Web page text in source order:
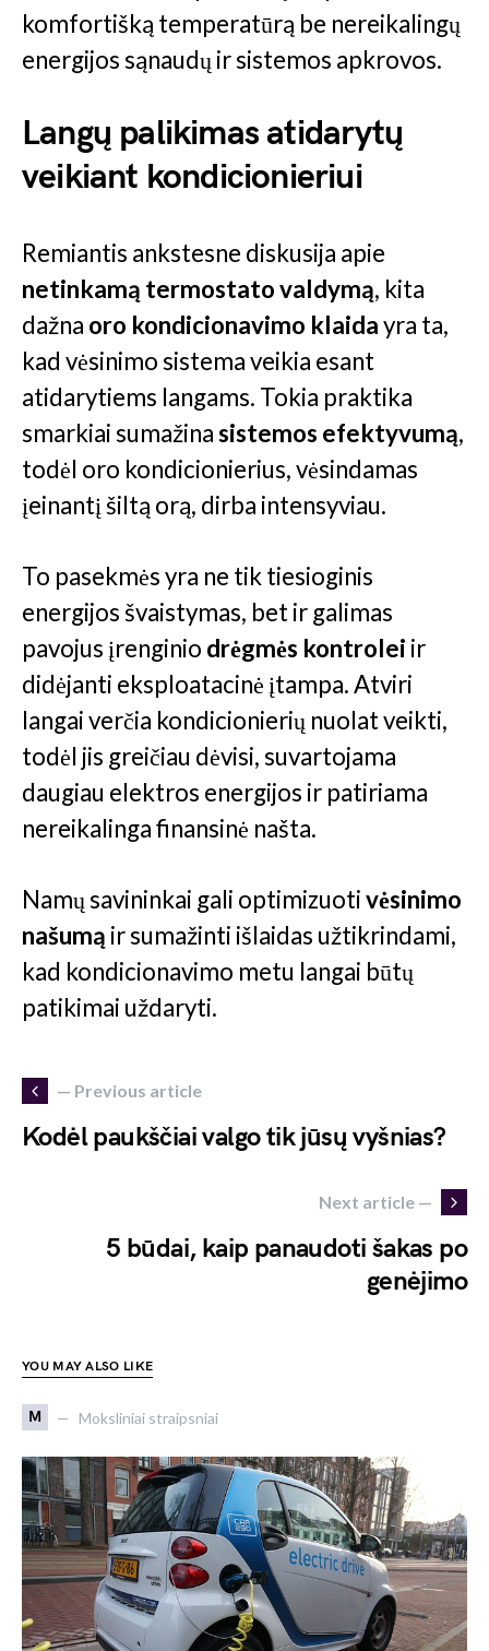
komfortišką temperatūrą be nereikalingų
energijos sąnaudų ir sistemos apkrovos.
Langų palikimas atidarytų
veikiant kondicionieriui
Remiantis ankstesne diskusija apie
netinkamą termostato valdymą, kita
dažna oro kondicionavimo klaidayra ta,
kad vėsinimo sistema veikia esant
atidarytiems langams. Tokia praktika
smarkiai sumažinasistemos efektyvumą,
todėl oro kondicionierius, vėsindamas
įeinantį šiltą orą, dirba intensyviau.
To pasekmės yra ne tik tiesioginis
energijos švaistymas, bet ir galimas
pavojus įrenginio drėgmės kontrolei ir
didėjanti eksploatacinė įtampa. Atviri
langai verčia kondicionierių nuolat veikti,
todėl jis greičiau dėvisi, suvartojama
daugiau elektros energijos ir patiriama
nereikalinga finansinė našta.
Namų savininkai gali optimizuotivėsinimo
našumą ir sumažinti išlaidas užtikrindami,
kad kondicionavimo metu langai būtų
patikimai uždaryti.
— Previous article
Kodėl paukščiai valgo tik jūsų vyšnias?
Next article —
5 būdai, kaip panaudoti šakas po
genėjimo
YOU MAY ALSO LIKE
M Moksliniai straipsniai